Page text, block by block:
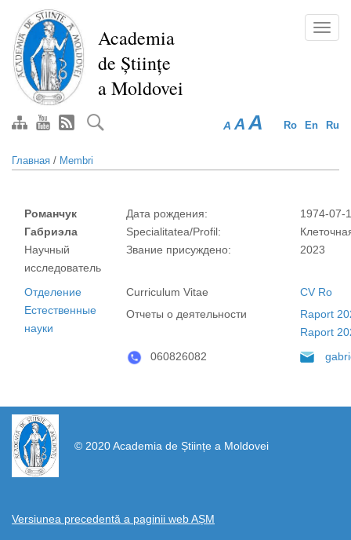
Перейти
основному
содержанию
Academia
de Științe
a Moldovei
Ro En Ru
A A A
Главная / Membri
Романчук
Габриэла
Научный
исследователь
Дата рождения:
Specialitatea/Profil:
Звание присуждено:
1974-07-
2023
Отделение
Естественные
науки
Curriculum Vitae
Отчеты о деятельности
CV Ro
Raport
Raport
060826082
© 2020 Academia de Științe a Moldovei
Versiunea precedentă a paginii web AȘM
https://propletenie.ru/